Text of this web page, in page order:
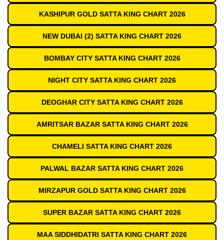
KASHIPUR GOLD SATTA KING CHART 2026
NEW DUBAI (2) SATTA KING CHART 2026
BOMBAY CITY SATTA KING CHART 2026
NIGHT CITY SATTA KING CHART 2026
DEOGHAR CITY SATTA KING CHART 2026
AMRITSAR BAZAR SATTA KING CHART 2026
CHAMELI SATTA KING CHART 2026
PALWAL BAZAR SATTA KING CHART 2026
MIRZAPUR GOLD SATTA KING CHART 2026
SUPER BAZAR SATTA KING CHART 2026
MAA SIDDHIDATRI SATTA KING CHART 2026